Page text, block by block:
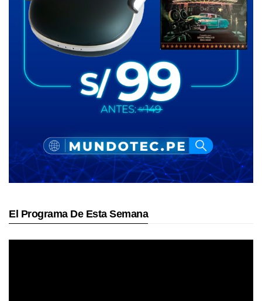
El Programa De Esta Semana